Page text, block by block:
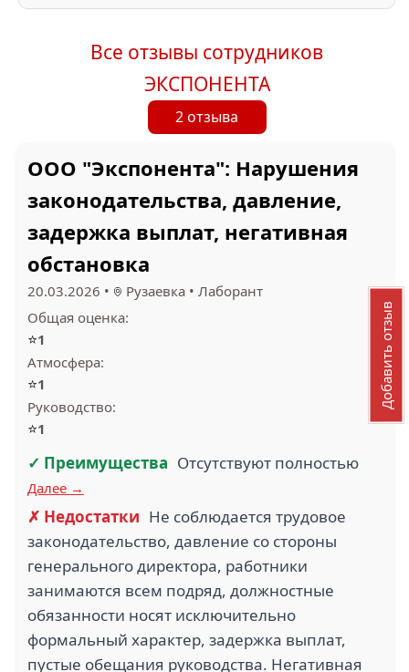
Все отзывы сотрудников
ЭКСПОНЕНТА
2 отзыва
ООО "Экспонента": Нарушения
законодательства, давление,
задержка выплат, негативная
обстановка
20.03.2026 • Рузаевка • Лаборант
Общая оценка:
⭐1
Атмосфера:
⭐1
Руководство:
⭐1
✓ Преимущества Отсутствуют полностью
Далее →
✗ Недостатки Не соблюдается трудовое
законодательство, давление со стороны
генерального директора, работники
занимаются всем подряд, должностные
обязанности носят исключительно
формальный характер, задержка выплат,
пустые обещания руководства. Негативная
Добавить отзыв